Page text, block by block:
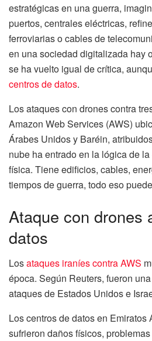
estratégicas en una guerra,
puertos, centrales eléctricas,
ferroviarias o cables de
en una sociedad digitalizada hay
se ha vuelto igual de crítica,
centros de datos.
Los ataques con drones contra
Amazon Web Services (AWS)
Árabes Unidos y Baréin,
nube ha entrado en la lógica de
física. Tiene edificios, cables,
tiempos de guerra, todo eso
Ataque con drones
datos
Losataques iraníes contra AWS
época. Según Reuters, fueron
ataques de Estados Unidos e
Los centros de datos en Emiratos
sufrieron daños físicos,